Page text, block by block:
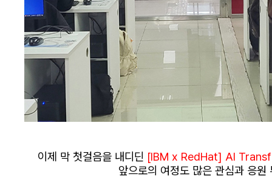
이제 막 첫걸음을 내디딘 [IBM x RedHat] AI
앞으로의 여정도 많은 관심과 응원